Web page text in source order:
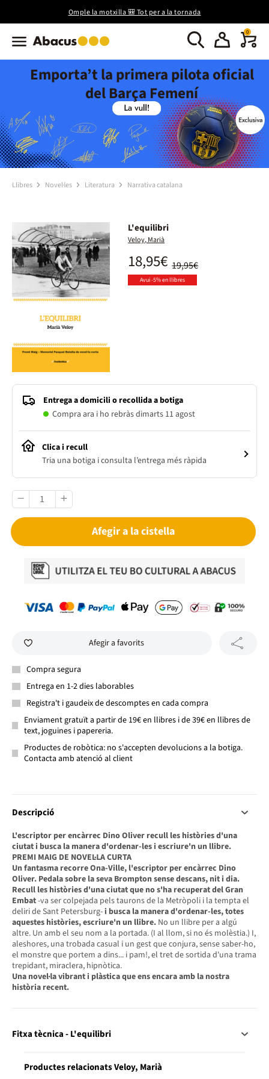
Omple la motxilla 🎒 Tot per a la tornada
0
Emporta’t la primera pilota oficial
del Barça Femení
Llibres Novel·les Literatura Narrativa catalana
L'equilibri
Veloy, Marià
19,95€
18,95€
Avui -5% en llibres
Entrega a domicili o recollida a botiga
Compra ara i ho rebràs dimarts 11 agost
Clica i recull
Tria una botiga i consulta l’entrega més ràpida
Afegir a la cistella
Afegir a favorits
Compra segura
Entrega en 1-2 dies laborables
Registra't i gaudeix de descomptes en cada compra
Enviament gratuït a partir de 19€ en llibres i de 39€ en llibres de
text, joguines i papereria.
Productes de robòtica: no s'accepten devolucions a la botiga.
Contacta amb atenció al client
Descripció
L'escriptor per encàrrec Dino Oliver recull les històries d'una
ciutat i busca la manera d'ordenar-les i escriure'n un llibre.
PREMI MAIG DE NOVEL·LA CURTA
Un fantasma recorre Ona-Ville, l'escriptor per encàrrec Dino
Oliver. Pedala sobre la seva Brompton sense descans, nit i dia.
Recull les històries d'una ciutat que no s'ha recuperat del Gran
Embat-va ser colpejada pels taurons de la Metròpoli i la tempta el
deliri de Sant Petersburg- i busca la manera d'ordenar-les, totes
aquestes històries, escriure'n un llibre. No un llibre per a algú
altre. Un amb el seu nom a la portada. (I al llom, si no és molèstia.) I,
aleshores, una trobada casual i un gest que conjura, sense saber-ho,
el monstre que portem a dins... i pam!, el tret de sortida d'una trama
trepidant, miraclera, hipnòtica.
Una novel·la vibrant i plàstica que ens encara amb la nostra
història recent.
Fitxa tècnica - L'equilibri
Productes relacionats Veloy, Marià